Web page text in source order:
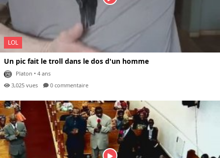
LOL
Un pic fait le troll dans le dos d'un homme
Platon • 4 ans
3,025 vues
0 commentaire